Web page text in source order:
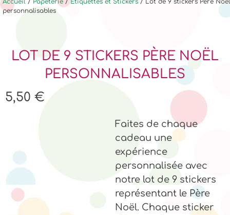
personnalisables
LOT DE 9 STICKERS PÈRE NOËL
PERSONNALISABLES
5,50 €
Faites de chaque
cadeau une
expérience
personnalisée avec
notre lot de 9 stickers
représentant le Père
Noël. Chaque sticker